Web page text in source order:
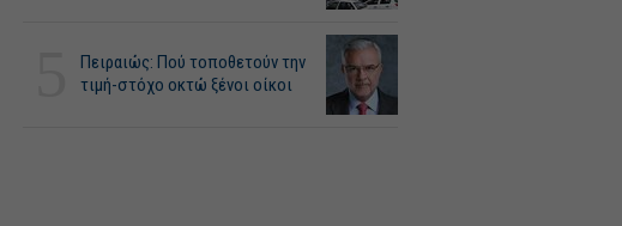
Πειραιώς: Πού τοποθετούν την
τιμή-στόχο οκτώ ξένοι οίκοι